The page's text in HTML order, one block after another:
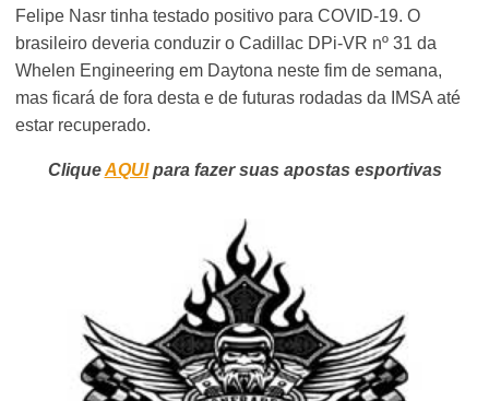
Felipe Nasr tinha testado positivo para COVID-19. O
brasileiro deveria conduzir o Cadillac DPi-VR nº 31 da
Whelen Engineering em Daytona neste fim de semana,
mas ficará de fora desta e de futuras rodadas da IMSA até
estar recuperado.
CliqueAQUIpara fazer suas apostas esportivas